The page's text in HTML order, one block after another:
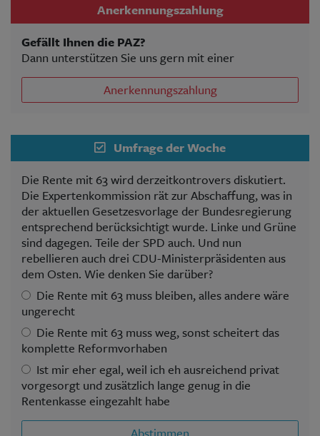
Anerkennungszahlung
Gefällt Ihnen die PAZ?
Dann unterstützen Sie uns gern mit einer
Anerkennungszahlung
Umfrage der Woche
Die Rente mit 63 wird derzeitkontrovers diskutiert.
Die Expertenkommission rät zur Abschaffung, was in
der aktuellen Gesetzesvorlage der Bundesregierung
entsprechend berücksichtigt wurde. Linke und Grüne
sind dagegen. Teile der SPD auch. Und nun
rebellieren auch drei CDU-Ministerpräsidenten aus
dem Osten. Wie denken Sie darüber?
Die Rente mit 63 muss bleiben, alles andere wäre
ungerecht
Die Rente mit 63 muss weg, sonst scheitert das
komplette Reformvorhaben
Ist mir eher egal, weil ich eh ausreichend privat
vorgesorgt und zusätzlich lange genug in die
Rentenkasse eingezahlt habe